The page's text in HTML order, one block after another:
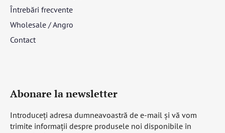
Întrebări frecvente
Wholesale / Angro
Contact
Abonare la newsletter
Introduceţi adresa dumneavoastră de e-mail şi vă vom
trimite informaţii despre produsele noi disponibile în